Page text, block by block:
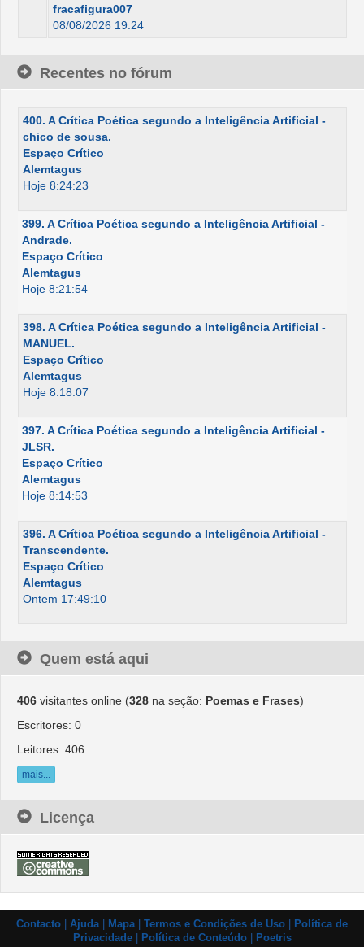
fracafigura007
08/08/2026 19:24
Recentes no fórum
400. A Crítica Poética segundo a Inteligência Artificial -
chico de sousa.
Espaço Crítico
Alemtagus
Hoje 8:24:23
399. A Crítica Poética segundo a Inteligência Artificial -
Andrade.
Espaço Crítico
Alemtagus
Hoje 8:21:54
398. A Crítica Poética segundo a Inteligência Artificial -
MANUEL.
Espaço Crítico
Alemtagus
Hoje 8:18:07
397. A Crítica Poética segundo a Inteligência Artificial -
JLSR.
Espaço Crítico
Alemtagus
Hoje 8:14:53
396. A Crítica Poética segundo a Inteligência Artificial -
Transcendente.
Espaço Crítico
Alemtagus
Ontem 17:49:10
Quem está aqui
406 visitantes online (328 na seção: Poemas e Frases)
Escritores: 0
Leitores: 406
mais...
Licença
Contacto Ajuda| Mapa| Termos e Condições de Uso
Política de
Privacidade| Política de Conteúdo| Poetris